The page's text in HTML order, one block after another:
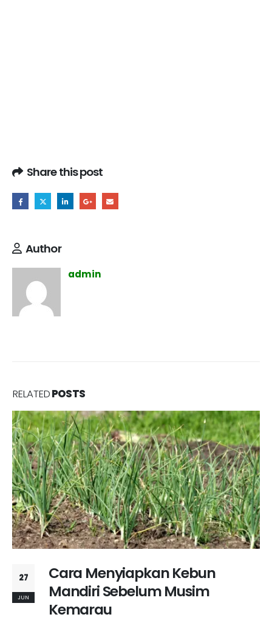
Share this post
Author
admin
RELATEDPOSTS
27
JUN
Cara Menyiapkan Kebun
Mandiri Sebelum Musim
Kemarau